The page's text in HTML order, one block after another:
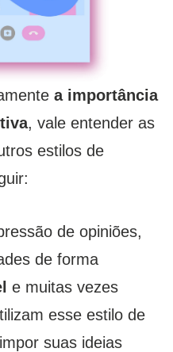
a importância
, vale entender as
estilos de
de opiniões,
de forma
e muitas vezes
esse estilo de
suas ideias